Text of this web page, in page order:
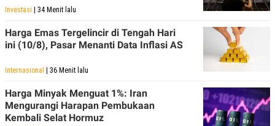
Investasi | 34 Menit lalu
Harga Emas Tergelincir di Tengah Hari
ini (10/8), Pasar Menanti Data Inflasi AS
Internasional | 36 Menit lalu
Harga Minyak Menguat 1%: Iran
Mengurangi Harapan Pembukaan
Kembali Selat Hormuz